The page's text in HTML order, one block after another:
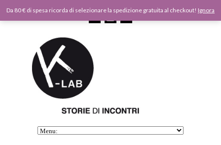
Da 80 € di spesa ricorda di selezionare la spedizione gratuita al checkout! Ignora